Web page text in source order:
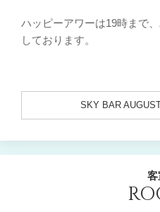
ハッピーアワーは19時まで
しております。
SKY BAR
客